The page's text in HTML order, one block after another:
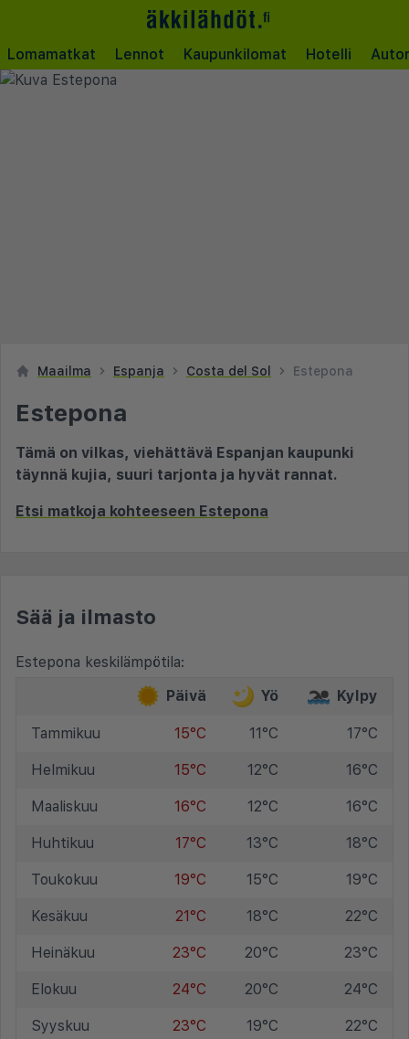
Lomamatkat Lennot Kaupunkilomat Hotelli
Maailma Espanja Costa del Sol Estepona
Estepona
Tämä on vilkas, viehättävä Espanjan kaupunki
täynnä kujia, suuri tarjonta ja hyvät rannat.
Etsi matkoja kohteeseen Estepona
Sää ja ilmasto
Estepona keskilämpötila:
Päivä
Yö Kylpy
Tammikuu 15°C 11°C 17°C
Helmikuu 15°C 12°C 16°C
Maaliskuu 16°C 12°C 16°C
Huhtikuu 17°C 13°C 18°C
Toukokuu 19°C 15°C 19°C
Kesäkuu 21°C 18°C 22°C
Heinäkuu 23°C 20°C 23°C
Elokuu 24°C 20°C 24°C
Syyskuu 23°C 19°C 22°C